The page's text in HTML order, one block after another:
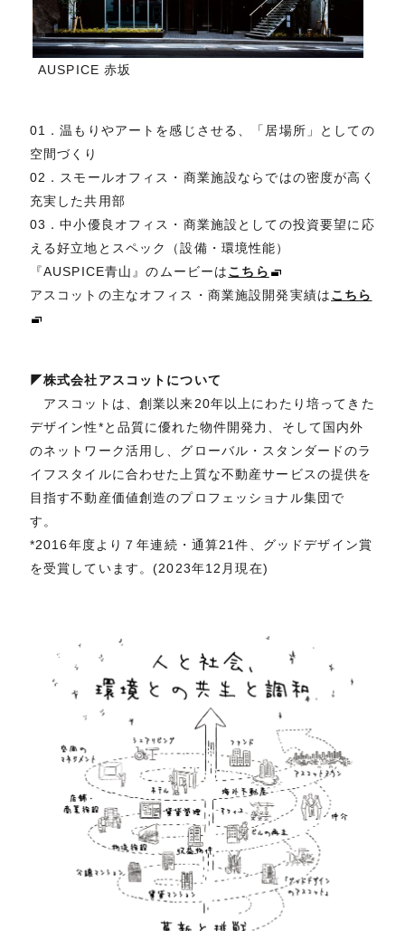
AUSPICE 赤坂
01．温もりやアートを感じさせる、「居場所」としての
空間づくり
02．スモールオフィス・商業施設ならではの密度が高く
充実した共用部
03．中小優良オフィス・商業施設としての投資要望に応
える好立地とスペック（設備・環境性能）
『AUSPICE青山』のムービーはこちら
アスコットの主なオフィス・商業施設開発実績はこちら
◤株式会社アスコットについて
アスコットは、創業以来20年以上にわたり培ってきた
デザイン性*と品質に優れた物件開発力、そして国内外
のネットワーク活用し、グローバル・スタンダードのラ
イフスタイルに合わせた上質な不動産サービスの提供を
目指す不動産価値創造のプロフェッショナル集団で
す。
*2016年度より７年連続・通算21件、グッドデザイン賞
を受賞しています。(2023年12月現在)